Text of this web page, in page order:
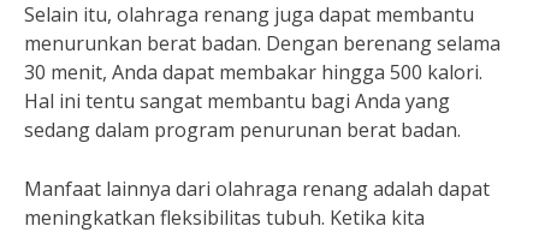
Selain itu, olahraga renang juga dapat membantu
menurunkan berat badan. Dengan berenang selama
30 menit, Anda dapat membakar hingga 500 kalori.
Hal ini tentu sangat membantu bagi Anda yang
sedang dalam program penurunan berat badan.
Manfaat lainnya dari olahraga renang adalah dapat
meningkatkan fleksibilitas tubuh. Ketika kita